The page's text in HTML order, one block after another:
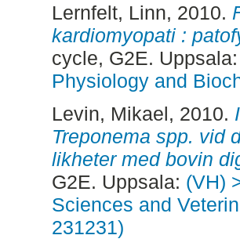
Lernfelt, Linn, 2010.
kardiomyopati :
cycle, G2E.
Physiology and
Levin, Mikael, 2010.
Treponema spp. vid
likheter med bovin
G2E. Uppsala: (VH)
Sciences and
231231)